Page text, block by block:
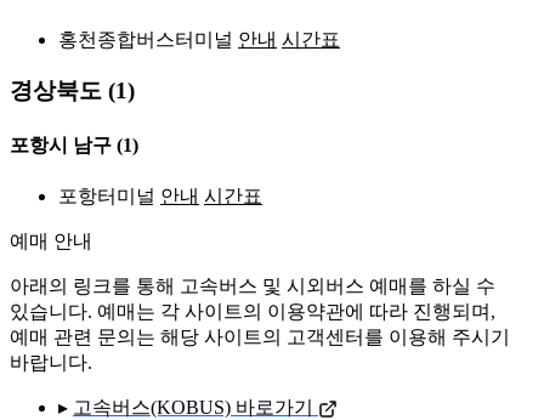
홍천종합버스터미널 안내 시간표
경상북도 (1)
포항시 남구 (1)
포항터미널 안내 시간표
예매 안내
아래의 링크를 통해 고속버스 및 시외버스 예매를 하실 수
있습니다. 예매는 각 사이트의 이용약관에 따라 진행되며,
예매 관련 문의는 해당 사이트의 고객센터를 이용해 주시기
바랍니다.
▸ 고속버스(KOBUS) 바로가기